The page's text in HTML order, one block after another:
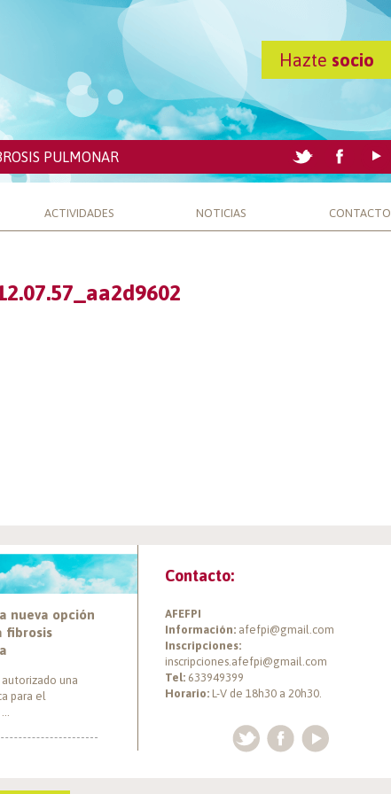
Hazte socio
PULMONAR
ACTIVIDADES NOTICIAS CONTACTO
nueva opción
fibrosis
autorizado una
para el
fibrosis
marcando un hito
Contacto:
AFEFPI
Información: afefpi@gmail.com
Inscripciones:
inscripciones.afefpi@gmail.com
Tel: 633949399
Horario: L-V de 18h30 a 20h30.